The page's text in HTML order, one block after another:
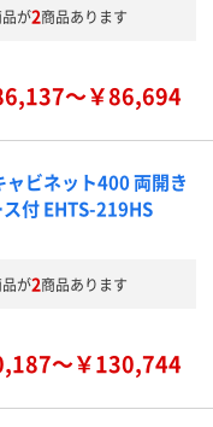
品が2商品あります
～￥86,694
ビネット400 両開き
付 EHTS-219HS
品が2商品あります
～￥130,744